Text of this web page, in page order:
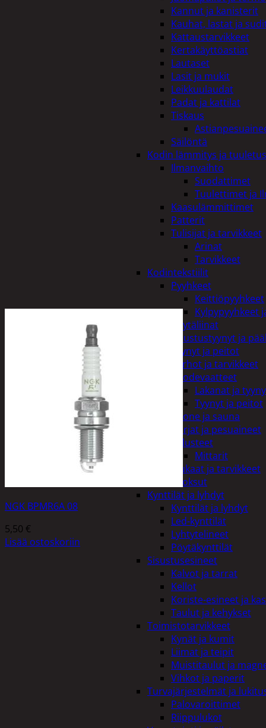
Kannut ja kanisterit
Kauhat, lastat ja
Kattaustarvikkeet
Kertakäyttöastiat
Lautaset
Lasit ja mukit
Leikkuulaudat
Padat ja kattilat
Tiskaus
Säilöntä
Kodin lämmitys ja tuuletus
Ilmanvaihto
Suodattimet
Tuulettimet ja
Kaasulämmittimet
Patterit
Tulisijat ja tarvikkeet
Arinat
Tarvikkeet
Kodintekstiilit
Pyyhkeet
Keittiöpyyhkeet
Kylpypyyhkeet
Pöytäliinat
Sisustustyynyt ja
Tyynyt ja peitot
Verhot ja tarvikkeet
Vuodevaatteet
Lakanat ja
Tyynyt ja peitot
Kylpyhuone ja sauna
Harjat ja pesuaineet
Kalusteet
Mittarit
Kiukaat ja tarvikkeet
Tuoksut
Kynttilät ja lyhdyt
Kynttilät ja lyhdyt
Led-kynttilät
Lyhtytelineet
Pöytäkynttilät
Sisustusesineet
Kalvot ja tarrat
Kellot
Koriste-esineet ja
Taulut ja kehykset
Toimistotarvikkeet
Kynät ja kumit
Liimat ja teipit
Muistitaulut ja
Vihkot ja paperit
Turvajärjestelmät ja
Palovaroittimet
Riippulukot
NGK BPMR6A 08
5,50 €
Lisää ostoskoriin